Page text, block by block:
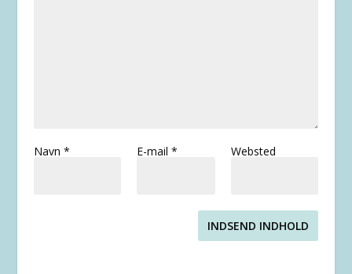
Navn * E-mail * Websted
INDSEND INDHOLD